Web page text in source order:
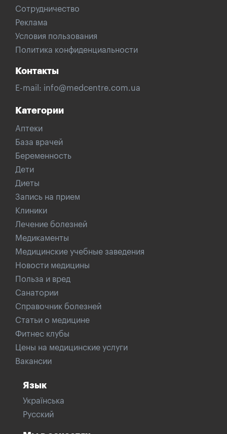
Сотрудничество
Реклама
Условия пользования
Политика конфиденциальности
Контакты
E-mail: info@medcentre.com.ua
Категории
Аптеки
База врачей
Беременность
Дети
Диеты
Запись на прием
Клиники
Лечение болезней
Медикаменты
Медицинские учебные заведения
Новости медицины
Польза и вред
Санатории
Справочник болезней
Статьи о медицине
Фитнес клубы
Цены на медицинские услуги
Вакансии
Язык
Українська
Русский